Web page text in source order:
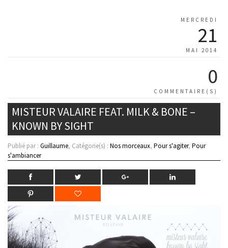
MERCREDI
21
MAI 2014
0
COMMENTAIRE(S)
MISTEUR VALAIRE FEAT. MILK & BONE –
KNOWN BY SIGHT
Publié par : Guillaume, Catégorie(s) : Nos morceaux, Pour s'agiter, Pour
s'ambiancer